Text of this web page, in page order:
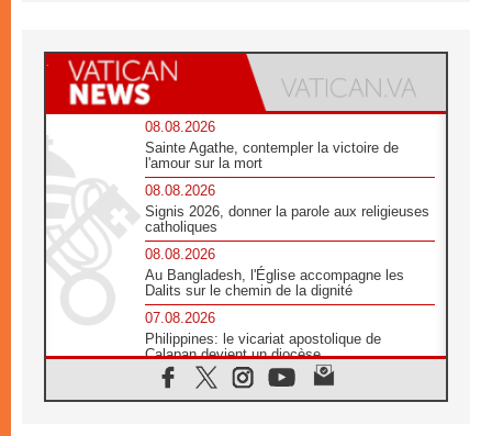
08.08.2026
Sainte Agathe, contempler la victoire de
l'amour sur la mort
08.08.2026
Signis 2026, donner la parole aux religieuses
catholiques
08.08.2026
Au Bangladesh, l'Église accompagne les
Dalits sur le chemin de la dignité
07.08.2026
Philippines: le vicariat apostolique de
Calapan devient un diocèse
07.08.2026
Congo-Brazzaville : le 15 août, entre